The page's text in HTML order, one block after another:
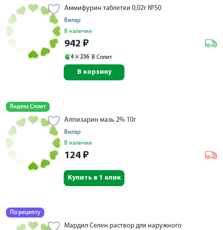
Аммифурин таблетки 0,02г №50
Вилар
В наличии
942 ₽
4 × 236 В Сплит
В корзину
Яндекс Сплит
Алпизарин мазь 2% 10г
Вилар
В наличии
124 ₽
Купить в 1 клик
По рецепту
Мардил Селен раствор для наружного